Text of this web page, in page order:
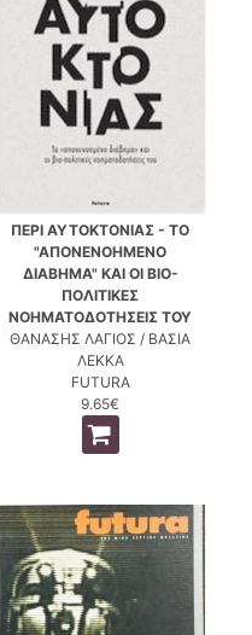
ΠΕΡΙ ΑΥΤΟΚΤΟΝΙΑΣ - ΤΟ
"ΑΠΟΝΕΝΟΗΜΕΝΟ
ΔΙΑΒΗΜΑ" ΚΑΙ ΟΙ ΒΙΟ-
ΠΟΛΙΤΙΚΕΣ
ΝΟΗΜΑΤΟΔΟΤΗΣΕΙΣ ΤΟΥ
ΘΑΝΑΣΗΣ ΛΑΓΙΟΣ / ΒΑΣΙΑ
ΛΕΚΚΑ
FUTURA
9.65€